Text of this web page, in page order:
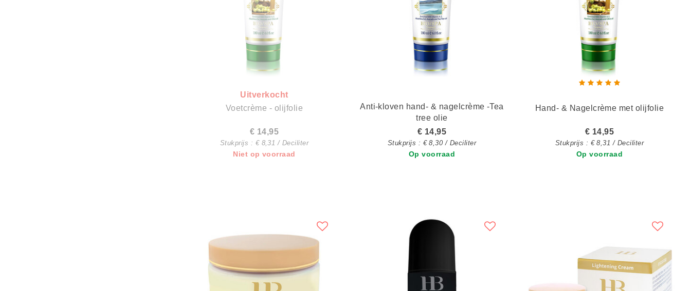
Uitverkocht
Voetcrème - olijfolie
€ 14,95
Stukprijs : € 8,31 / Deciliter
Niet op voorraad
Anti-kloven hand- & nagelcrème -Tea
tree olie
€ 14,95
Stukprijs : € 8,30 / Deciliter
Op voorraad
Hand- & Nagelcrème met olijfolie
€ 14,95
Stukprijs : € 8,31 / Deciliter
Op voorraad